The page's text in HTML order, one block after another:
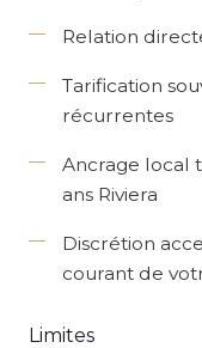
Relation
Tarification
récurrentes
Ancrage local
ans Riviera
Discrétion
courant de
Limites